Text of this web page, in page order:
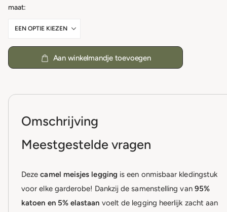
maat
Aan winkelmandje toevoegen
Omschrijving
Meestgestelde vragen
Dezecamel meisjes legging is een onmisbaar kledingstuk
voor elke garderobe! Dankzij de samenstelling van 95%
katoen en 5% elastaan voelt de legging heerlijk zacht aan